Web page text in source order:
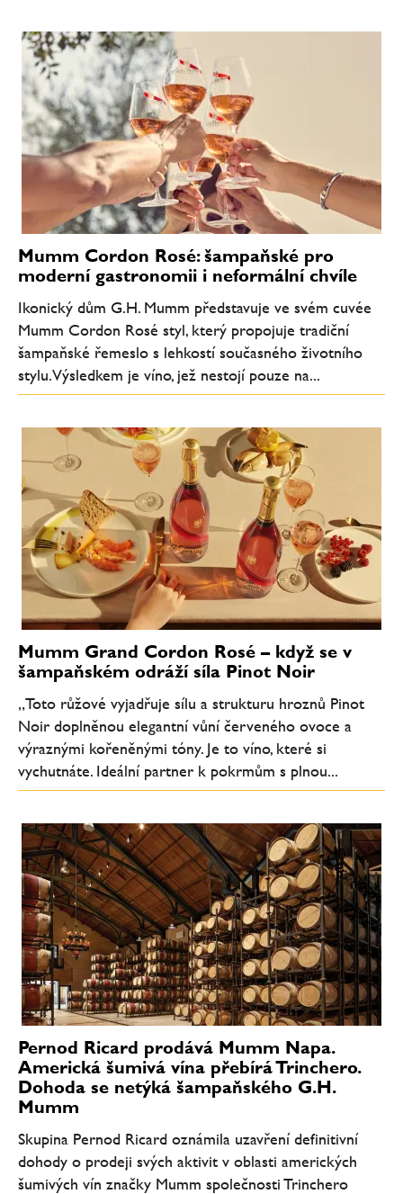
Mumm Cordon Rosé: šampaňské pro
moderní gastronomii i neformální chvíle
Ikonický dům G.H. Mumm představuje ve svém cuvée
Mumm Cordon Rosé styl, který propojuje tradiční
šampaňské řemeslo s lehkostí současného životního
stylu. Výsledkem je víno, jež nestojí pouze na...
Mumm Grand Cordon Rosé – když se v
šampaňském odráží síla Pinot Noir
„Toto růžové vyjadřuje sílu a strukturu hroznů Pinot
Noir doplněnou elegantní vůní červeného ovoce a
výraznými kořeněnými tóny. Je to víno, které si
vychutnáte. Ideální partner k pokrmům s plnou...
Pernod Ricard prodává Mumm Napa.
Americká šumivá vína přebírá Trinchero.
Dohoda se netýká šampaňského G.H.
Mumm
Skupina Pernod Ricard oznámila uzavření definitivní
dohody o prodeji svých aktivit v oblasti amerických
šumivých vín značky Mumm společnosti Trinchero